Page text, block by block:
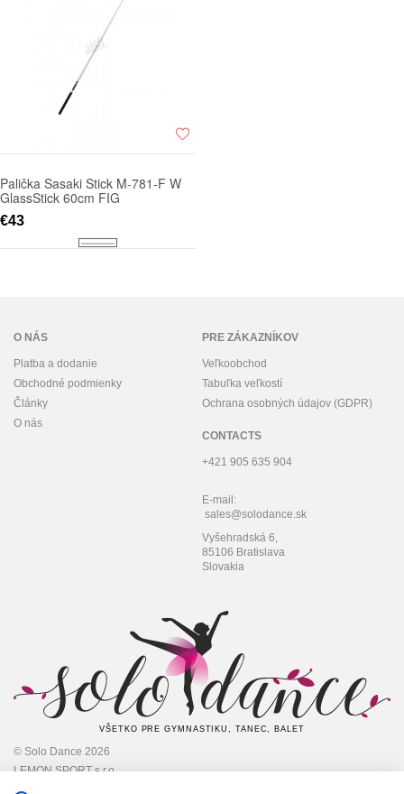
Palička Sasaki Stick M-781-F W
GlassStick 60cm FIG
€43
O NÁS
Platba a dodanie
Obchodné podmienky
Články
O nás
PRE ZÁKAZNÍKOV
Veľkoobchod
Tabuľka veľkostí
Ochrana osobných údajov (GDPR)
CONTACTS
+421 905 635 904
E-mail:
sales@solodance.sk
Vyšehradská 6,
85106 Bratislava
Slovakia
VŠETKO PRE GYMNASTIKU, TANEC, BALET
© Solo Dance 2026
LEMON SPORT s.r.o
IČO: 45 348 545,